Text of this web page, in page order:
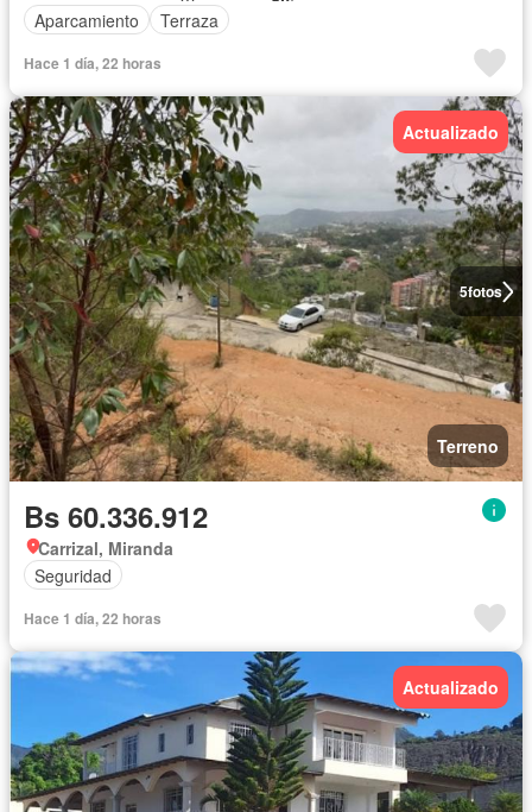
Aparcamiento
Terraza
Hace 1 día, 22 horas
5fotos
Actualizado
Terreno
Bs 60.336.912
Carrizal, Miranda
Seguridad
Hace 1 día, 22 horas
Actualizado